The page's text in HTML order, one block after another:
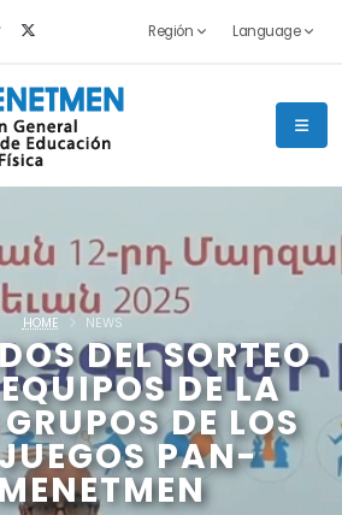
Región Language
DEL SORTEO
DE LA
DE LOS
PAN-
HOME NEWS